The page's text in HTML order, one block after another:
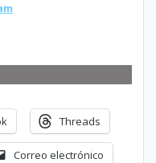
Threads
Correo electrónico